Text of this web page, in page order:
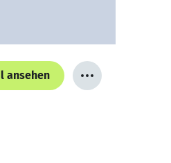
ansehen